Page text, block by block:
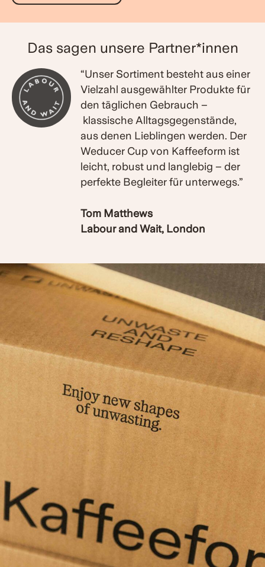
Das sagen unsere Partner*innen
“Unser Sortiment besteht aus einer
Vielzahl ausgewählter Produkte für
den täglichen Ge­brauch –
klassische Alltagsgegenstände,
aus denen Lieblingen werden. Der
Weducer Cup von Kaffeeform ist
leicht, robust und langlebig – der
perfekte Begleiter für unterwegs.”
Tom Matthews
Labour and Wait, London